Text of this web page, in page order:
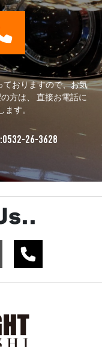
ておりますので、お気
方は、 直接お電話に
す。
26-3628